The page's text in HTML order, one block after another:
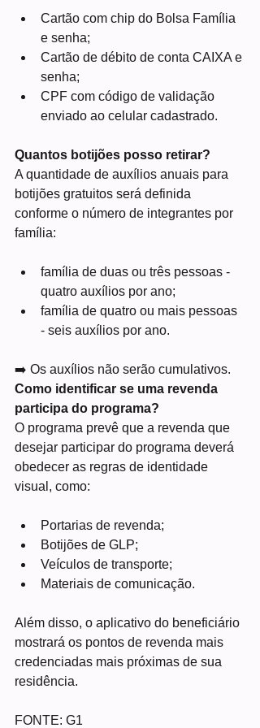
Cartão com chip do Bolsa Família
e senha;
Cartão de débito de conta CAIXA e
senha;
CPF com código de validação
enviado ao celular cadastrado.
Quantos botijões posso retirar?
A quantidade de auxílios anuais para
botijões gratuitos será definida
conforme o número de integrantes por
família:
família de duas ou três pessoas -
quatro auxílios por ano;
família de quatro ou mais pessoas
- seis auxílios por ano.
➡️ Os auxílios não serão cumulativos.
Como identificar se uma revenda
participa do programa?
O programa prevê que a revenda que
desejar participar do programa deverá
obedecer as regras de identidade
visual, como:
Portarias de revenda;
Botijões de GLP;
Veículos de transporte;
Materiais de comunicação.
Além disso, o aplicativo do beneficiário
mostrará os pontos de revenda mais
credenciadas mais próximas de sua
residência.
FONTE: G1